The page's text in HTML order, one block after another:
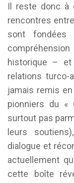
Il reste donc à
rencontres
sont
historique – et
relations turco-
jamais remis
pionniers du «
surtout pas
leurs
dialogue et
actuellement
cette boîte